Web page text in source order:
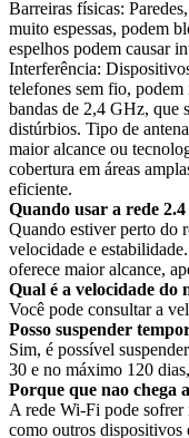
Barreiras físicas:
muito espessas, podem
espelhos podem causar
Interferência:
telefones sem fio,
bandas de 2,4 GHz, que
distúrbios. Tipo de
maior alcance ou
cobertura em áreas
eficiente.
Quando usar a rede 2.4
Quando estiver perto do
velocidade e
oferece maior alcance,
Qual é a velocidade do
Você pode consultar a
Posso suspender
Sim, é possível
30 e no máximo 120
Porque que nao chega
A rede Wi-Fi pode sofrer
como outros dispositivos